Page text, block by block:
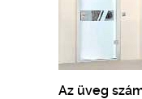
Az üveg